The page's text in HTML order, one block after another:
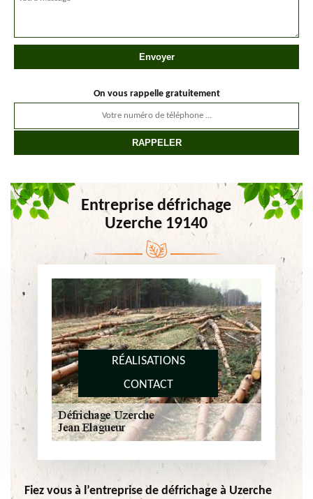
RÉALISATIONS
CONTACT
On vous rappelle gratuitement
Entreprise défrichage
Uzerche 19140
Fiez vous à l’entreprise de défrichage à Uzerche